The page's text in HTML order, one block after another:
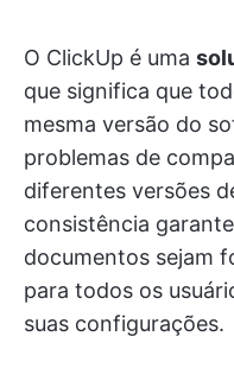
O ClickUp é uma
que significa que
mesma versão do
problemas de
diferentes versões
consistência
documentos sejam
para todos os
suas configurações.